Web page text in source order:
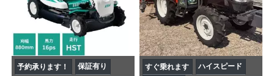
予約承ります！ 保証有り すぐ乗れます
ハイスピード